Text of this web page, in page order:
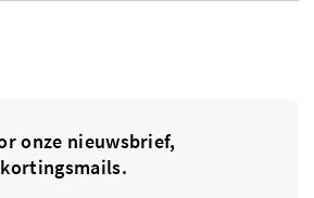
onze nieuwsbrief,